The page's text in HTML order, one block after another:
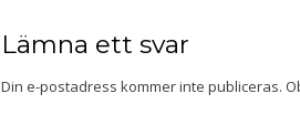
Lämna ett svar
Din e-postadress kommer inte publiceras.